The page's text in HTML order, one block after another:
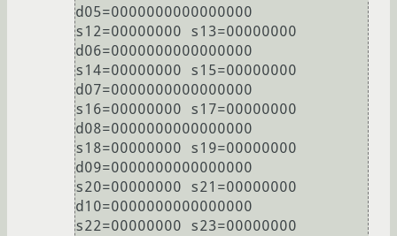
d05=0000000000000000
s12=00000000 s13=00000000
d06=0000000000000000
s14=00000000 s15=00000000
d07=0000000000000000
s16=00000000 s17=00000000
d08=0000000000000000
s18=00000000 s19=00000000
d09=0000000000000000
s20=00000000 s21=00000000
d10=0000000000000000
s22=00000000 s23=00000000